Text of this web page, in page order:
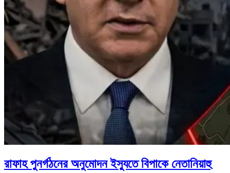
রাফাহ পুনর্গঠনের অনুমোদন ইস্যুতে বিপাকে নেতানিয়াহু